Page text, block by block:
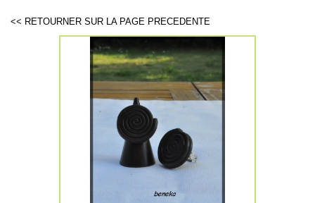
<< RETOURNER SUR LA PAGE PRECEDENTE